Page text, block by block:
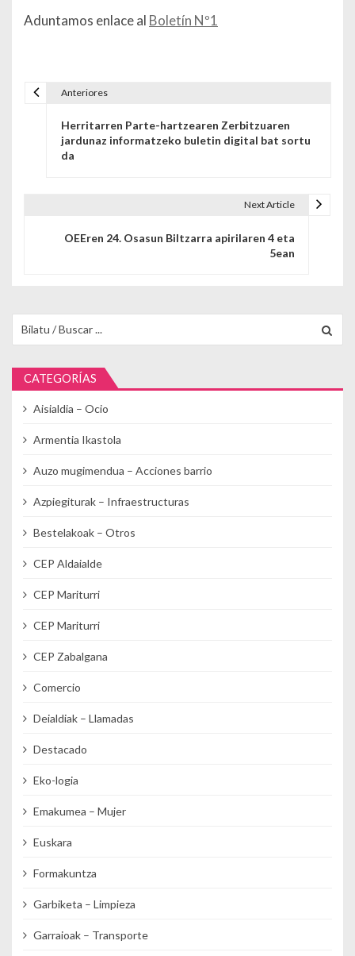
Aduntamos enlace al Boletín Nº1
Anteriores
Herritarren Parte-hartzearen Zerbitzuaren
jardunaz informatzeko buletin digital bat sortu
da
Next Article
OEEren 24. Osasun Biltzarra apirilaren 4 eta
5ean
CATEGORÍAS
Aisialdia – Ocio
Armentia Ikastola
Auzo mugimendua – Acciones barrio
Azpiegiturak – Infraestructuras
Bestelakoak – Otros
CEP Aldaialde
CEP Mariturri
CEP Mariturri
CEP Zabalgana
Comercio
Deialdiak – Llamadas
Destacado
Eko-logia
Emakumea – Mujer
Euskara
Formakuntza
Garbiketa – Limpieza
Garraioak – Transporte